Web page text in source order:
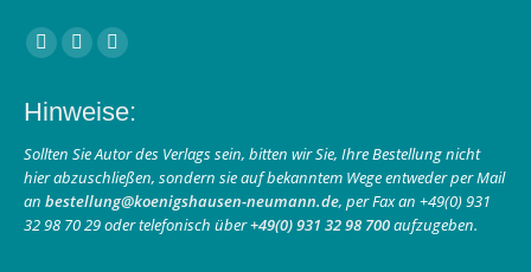
Finden Sie uns auf:
Facebook
opens
in
new
window
Instagram
opens
in
new
window
E-
page
opens
in
new
window
Hinweise:
Sollten Sie Autor des Verlags sein, bitten wir Sie, Ihre Bestellung nicht
hier abzuschließen, sondern sie auf bekanntem Wege entweder per Mail
an bestellung@koenigshausen-neumann.de, per Fax an +49(0) 931
32 98 70 29 oder telefonisch über+49(0) 931 32 98 700aufzugeben.